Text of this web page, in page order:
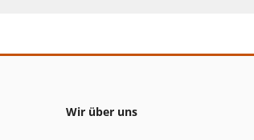
Wir über uns